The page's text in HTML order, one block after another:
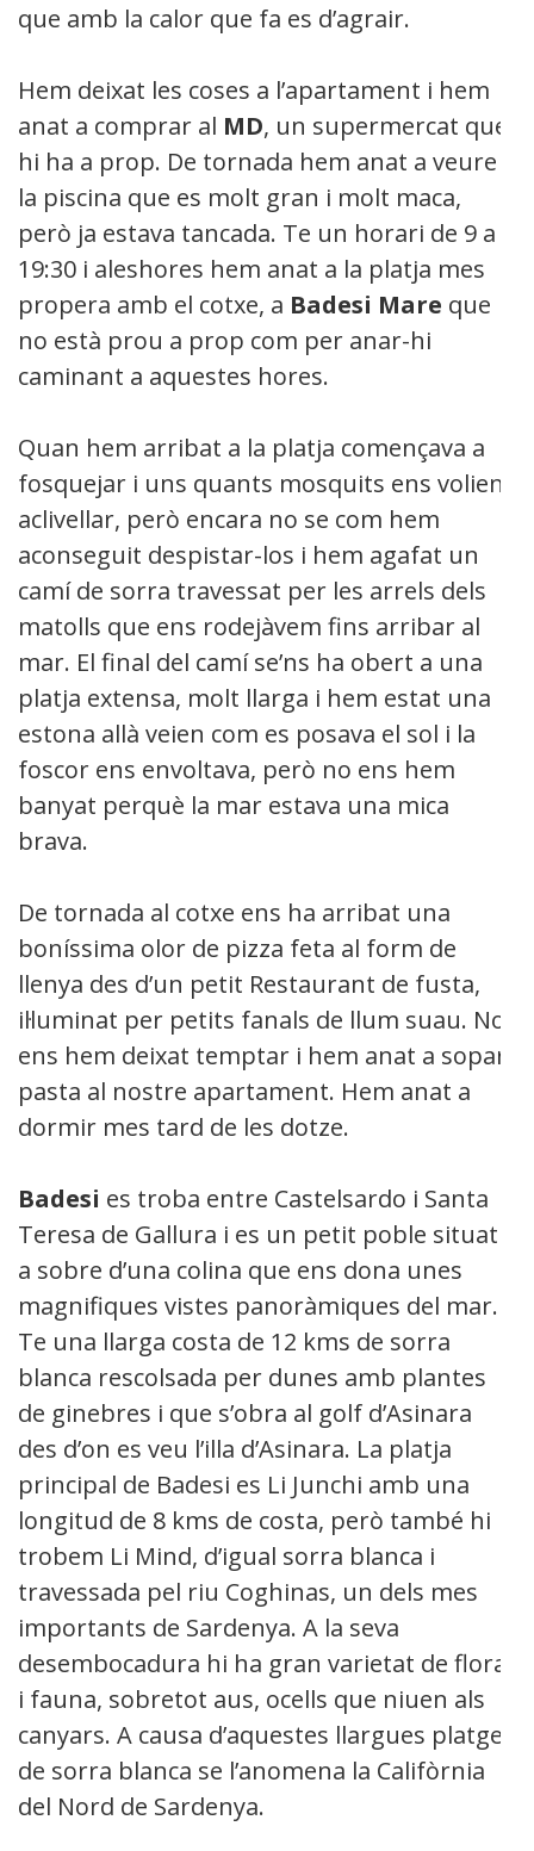
que amb la calor que fa es d’agrair.
Hem deixat les coses a l’apartament i hem
anat a comprar al MD, un supermercat que
hi ha a prop. De tornada hem anat a veure
la piscina que es molt gran i molt maca,
però ja estava tancada. Te un horari de 9 a
19:30 i aleshores hem anat a la platja mes
propera amb el cotxe, a Badesi Mare que
no està prou a prop com per anar-hi
caminant a aquestes hores.
Quan hem arribat a la platja començava a
fosquejar i uns quants mosquits ens volien
aclivellar, però encara no se com hem
aconseguit despistar-los i hem agafat un
camí de sorra travessat per les arrels dels
matolls que ens rodejàvem fins arribar al
mar. El final del camí se’ns ha obert a una
platja extensa, molt llarga i hem estat una
estona allà veien com es posava el sol i la
foscor ens envoltava, però no ens hem
banyat perquè la mar estava una mica
brava.
De tornada al cotxe ens ha arribat una
boníssima olor de pizza feta al form de
llenya des d’un petit Restaurant de fusta,
il·luminat per petits fanals de llum suau. No
ens hem deixat temptar i hem anat a sopar
pasta al nostre apartament. Hem anat a
dormir mes tard de les dotze.
Badesi es troba entre Castelsardo i Santa
Teresa de Gallura i es un petit poble situat
a sobre d’una colina que ens dona unes
magnifiques vistes panoràmiques del mar.
Te una llarga costa de 12 kms de sorra
blanca rescolsada per dunes amb plantes
de ginebres i que s’obra al golf d’Asinara
des d’on es veu l’illa d’Asinara. La platja
principal de Badesi es Li Junchi amb una
longitud de 8 kms de costa, però també hi
trobem Li Mind, d’igual sorra blanca i
travessada pel riu Coghinas, un dels mes
importants de Sardenya. A la seva
desembocadura hi ha gran varietat de flora
i fauna, sobretot aus, ocells que niuen als
canyars. A causa d’aquestes llargues platges
de sorra blanca se l’anomena la Califòrnia
del Nord de Sardenya.